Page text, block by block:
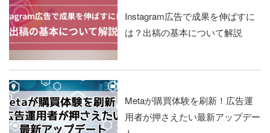
Instagram広告で成果を伸ばすに
は？出稿の基本について解説
Metaが購買体験を刷新！広告運
用者が押さえたい最新アップデー